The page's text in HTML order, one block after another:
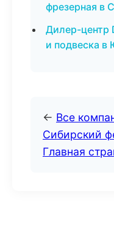
фрезерная в
Дилер-центр
и подвеска
← Все
Сибирский
Главная